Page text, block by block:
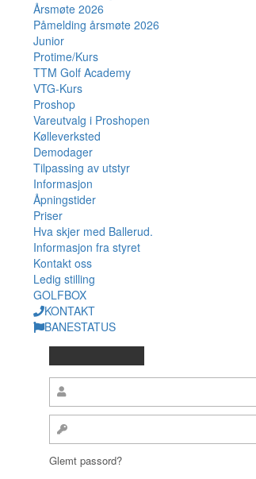
Årsmøte 2026
Påmelding årsmøte 2026
Junior
Protime/Kurs
TTM Golf Academy
VTG-Kurs
Proshop
Vareutvalg i Proshopen
Kølleverksted
Demodager
Tilpassing av utstyr
Informasjon
Åpningstider
Priser
Hva skjer med Ballerud.
Informasjon fra styret
Kontakt oss
Ledig stilling
GOLFBOX
KONTAKT
BANESTATUS
Glemt passord?